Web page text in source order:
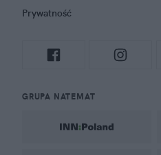
Prywatność
GRUPA NATEMAT